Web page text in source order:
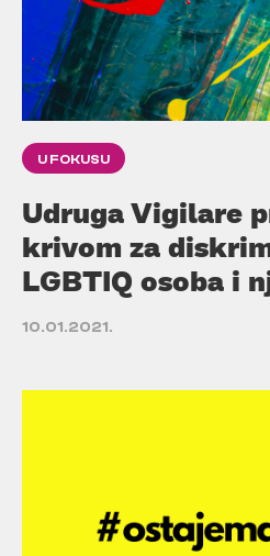
U FOKUSU
Udruga Vigilare
krivom za
LGBTIQ osoba i
10.01.2021.